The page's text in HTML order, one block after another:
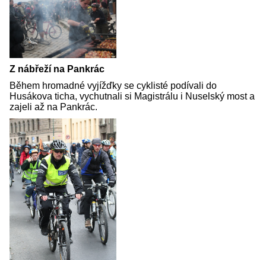
Z nábřeží na Pankrác
Během hromadné vyjížďky se cyklisté podívali do
Husákova ticha, vychutnali si Magistrálu i Nuselský most a
zajeli až na Pankrác.